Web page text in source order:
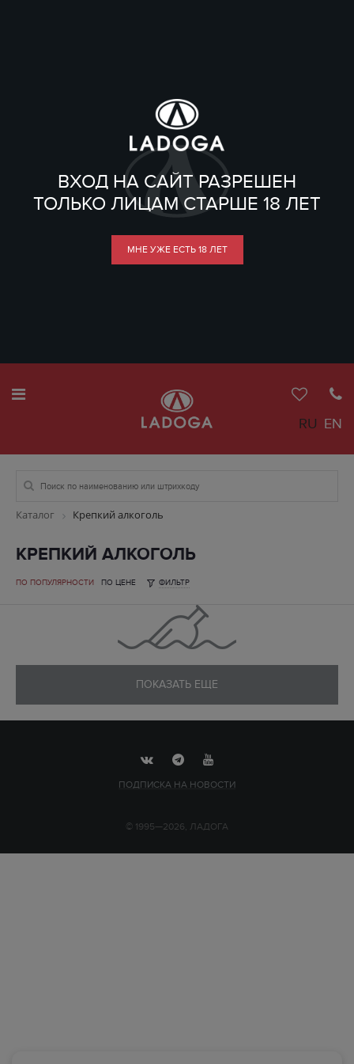
ВХОД НА САЙТ РАЗРЕШЕН
ТОЛЬКО ЛИЦАМ СТАРШЕ 18 ЛЕТ
МНЕ УЖЕ ЕСТЬ 18 ЛЕТ
RU EN
Каталог Крепкий алкоголь
КРЕПКИЙ АЛКОГОЛЬ
ПО ПОПУЛЯРНОСТИ ПО ЦЕНЕ ФИЛЬТР
ПОКАЗАТЬ ЕЩЕ
ПОДПИСКА НА НОВОСТИ
© 1995—2026, ЛАДОГА